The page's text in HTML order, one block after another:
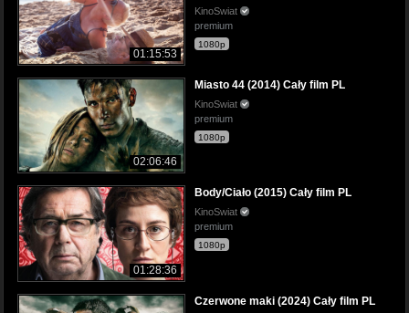
01:15:53
KinoSwiat
premium
1080p
02:06:46
Miasto 44 (2014) Cały film PL
KinoSwiat
premium
1080p
01:28:36
Body/Ciało (2015) Cały film PL
KinoSwiat
premium
1080p
Czerwone maki (2024) Cały film PL